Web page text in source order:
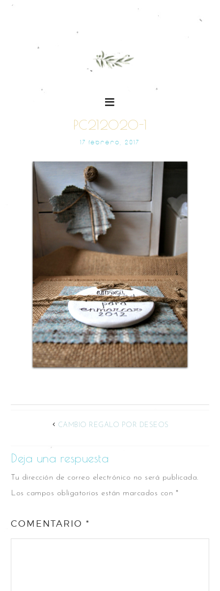
PC212020-1
17 FEBRERO, 2017
CAMBIO REGALO POR DESEOS
Deja una respuesta
Tu dirección de correo electrónico no será publicada.
Los campos obligatorios están marcados con *
COMENTARIO*